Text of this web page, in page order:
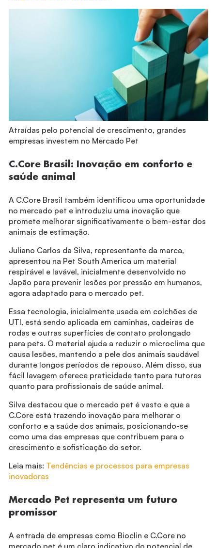
Atraídas pelo potencial de crescimento, grandes
empresas investem no Mercado Pet
C.Core Brasil: Inovação em conforto e
saúde animal
A C.Core Brasil também identificou uma oportunidade
no mercado pet e introduziu uma inovação que
promete melhorar significativamente o bem-estar dos
animais de estimação.
Juliano Carlos da Silva, representante da marca,
apresentou na Pet South America um material
respirável e lavável, inicialmente desenvolvido no
Japão para prevenir lesões por pressão em humanos,
agora adaptado para o mercado pet.
Essa tecnologia, inicialmente usada em colchões de
UTI, está sendo aplicada em caminhas, cadeiras de
rodas e outras superfícies de contato prolongado
para pets. O material ajuda a reduzir o microclima que
causa lesões, mantendo a pele dos animais saudável
durante longos períodos de repouso. Além disso, sua
fácil lavagem oferece praticidade tanto para tutores
quanto para profissionais de saúde animal.
Silva destacou que o mercado pet é vasto e que a
C.Core está trazendo inovação para melhorar o
conforto e a saúde dos animais, posicionando-se
como uma das empresas que contribuem para o
crescimento e sofisticação do setor.
Leia mais: Tendências e processos para empresas
inovadoras
Mercado Pet representa um futuro
promissor
A entrada de empresas como Bioclin e C.Core no
mercado pet é um claro indicativo do potencial de